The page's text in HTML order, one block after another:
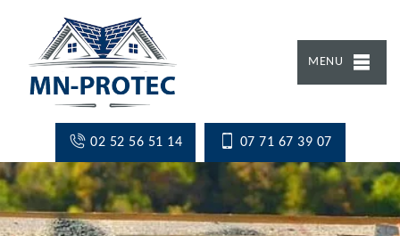
MENU
02 52 56 51 14 07 71 67 39 07